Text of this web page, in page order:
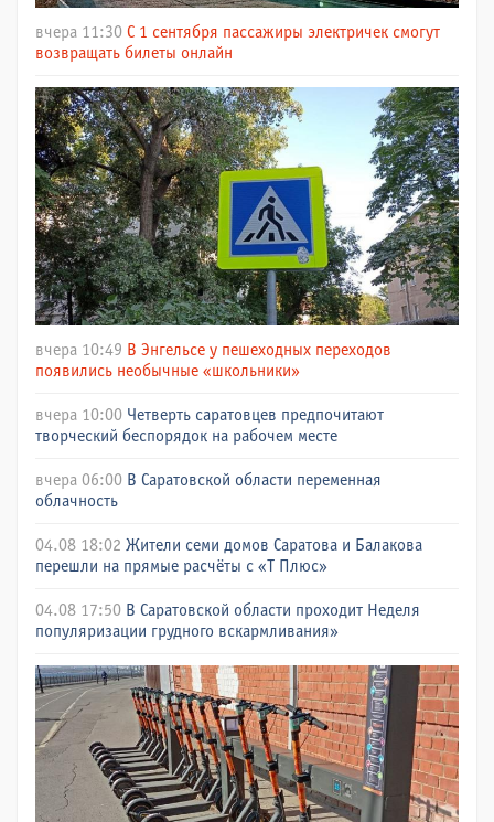
вчера 11:30 С 1 сентября пассажиры электричек смогут
возвращать билеты онлайн
вчера 10:49 В Энгельсе у пешеходных переходов
появились необычные «школьники»
вчера 10:00 Четверть саратовцев предпочитают
творческий беспорядок на рабочем месте
вчера 06:00 В Саратовской области переменная
облачность
04.08 18:02 Жители семи домов Саратова и Балакова
перешли на прямые расчёты с «Т Плюс»
04.08 17:50 В Саратовской области проходит Неделя
популяризации грудного вскармливания»